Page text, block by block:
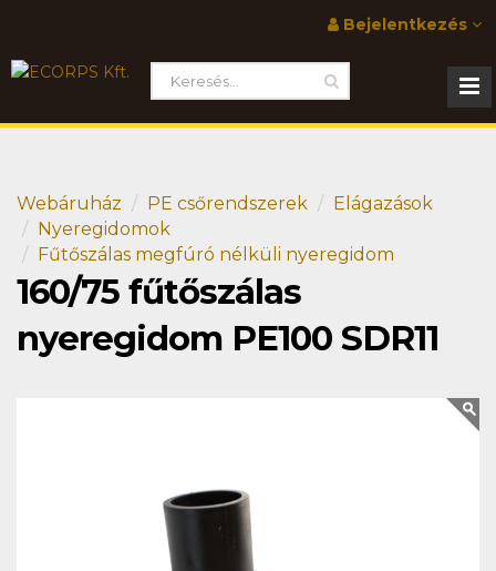
Bejelentkezés
Webáruház PE csőrendszerek
Elágazások
Nyeregidomok
Fűtőszálas megfúró nélküli nyeregidom
160/75 fűtőszálas
nyeregidom PE100 SDR11